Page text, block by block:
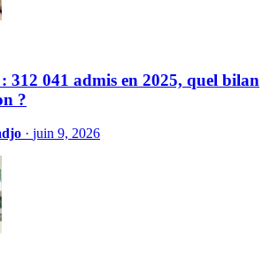
312 041 admis en 2025, quel bilan
?
· juin 9, 2026